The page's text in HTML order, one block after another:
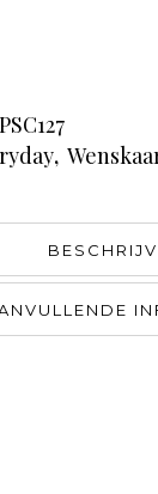
PSC127
,